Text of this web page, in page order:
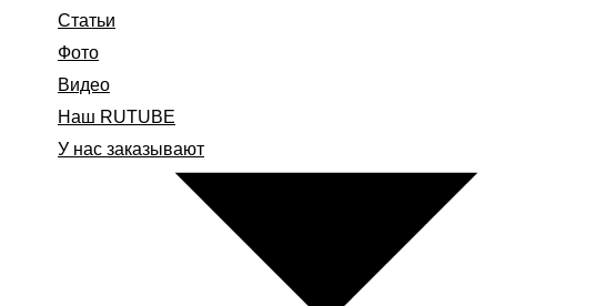
Статьи
Фото
Видео
Наш RUTUBE
У нас заказывают